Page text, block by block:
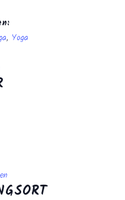
, Yoga